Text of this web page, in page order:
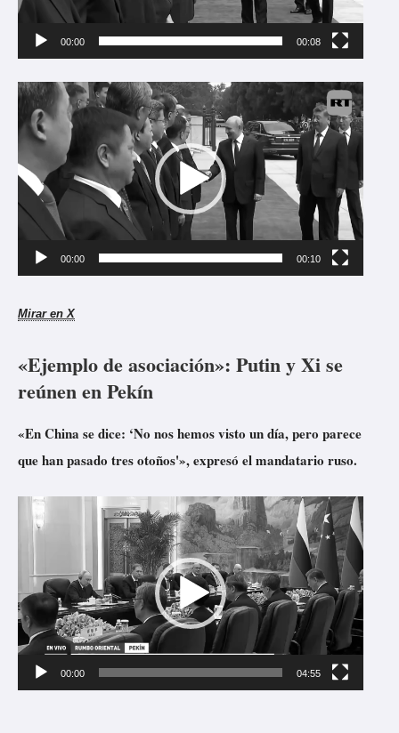
d
c
t
d
d
00:00 00:08
R
p
r
o
c
t
r
d
v
í
d
00:00 00:10
Mirar en X
«Ejemplo de asociación»: Putin y Xi se
reúnen en Pekín
«En China se dice: ‘No nos hemos visto un día, pero parece
que han pasado tres otoños'», expresó el mandatario ruso.
r
o
d
c
00:00 04:55